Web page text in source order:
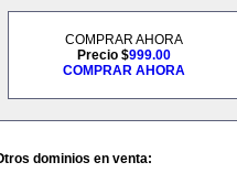
COMPRAR AHORA
Precio $999.00
COMPRAR AHORA
dominios en venta: